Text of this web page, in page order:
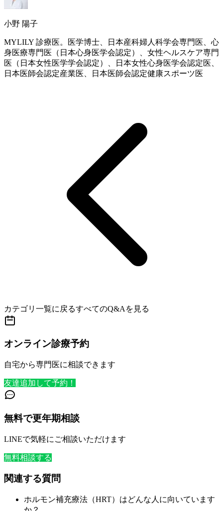
小野 陽子
MYLILY 診療医。医学博士、日本産科婦人科学会専門医、心
身医療専門医（日本心身医学会認定）、女性ヘルスケア専門
医（日本女性医学学会認定）、日本女性心身医学会認定医、
日本医師会認定産業医、日本医師会認定健康スポーツ医
カテゴリ一覧に戻るすべてのQ&Aを見る
オンライン診療予約
自宅から専門医に相談できます
友達追加して予約！
無料で更年期相談
LINEで気軽にご相談いただけます
無料相談する
関連する質問
ホルモン補充療法（HRT）はどんな人に向いています